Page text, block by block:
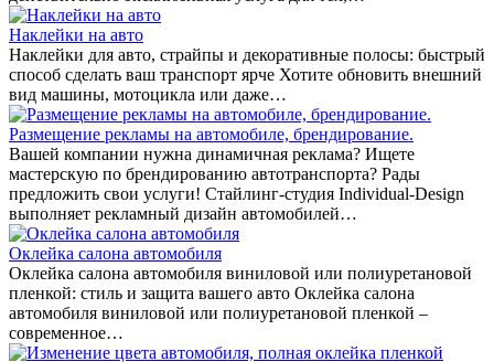
Наклейки на авто
Наклейки для авто, страйпы и декоративные полосы: быстрый
способ сделать ваш транспорт ярче Хотите обновить внешний
вид машины, мотоцикла или даже…
Размещение рекламы на автомобиле, брендирование.
Вашей компании нужна динамичная реклама? Ищете
мастерскую по брендированию автотранспорта? Рады
предложить свои услуги! Стайлинг-студия Individual-Design
выполняет рекламный дизайн автомобилей…
Оклейка салона автомобиля
Оклейка салона автомобиля виниловой или полиуретановой
пленкой: стиль и защита вашего авто Оклейка салона
автомобиля виниловой или полиуретановой пленкой –
современное…